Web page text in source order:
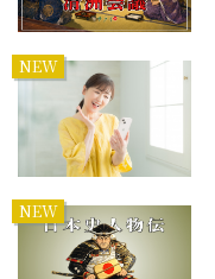
NEW
NEW